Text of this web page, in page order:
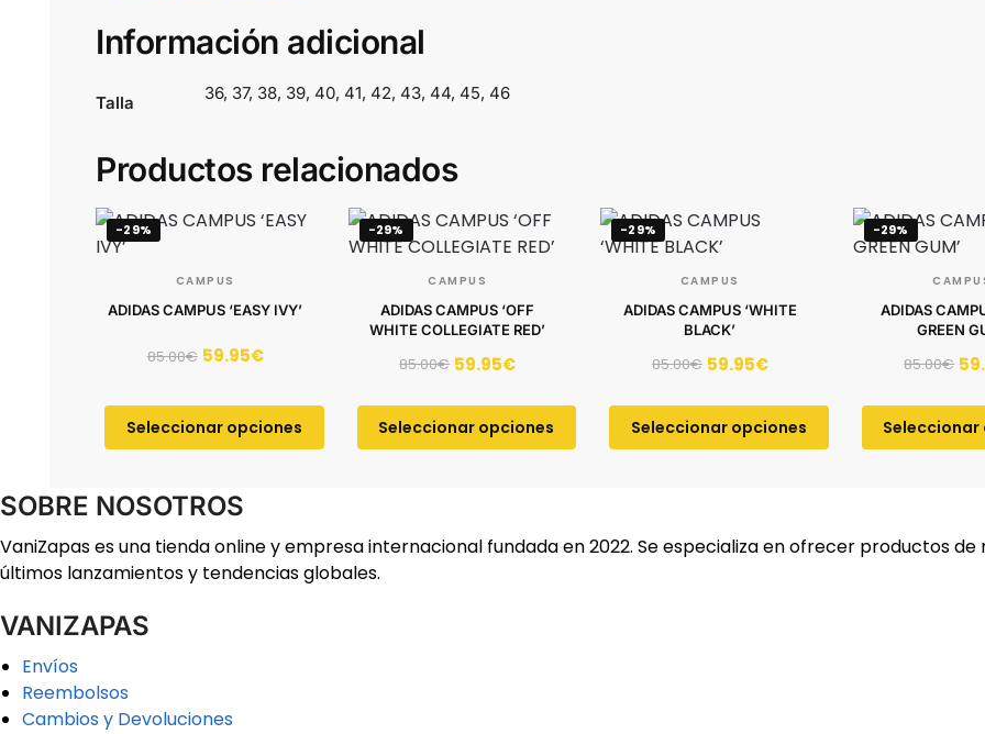
Información adicional
Talla 36, 37, 38, 39, 40, 41, 42, 43, 44, 45, 46
Productos relacionados
-29%
CAMPUS
ADIDAS CAMPUS ‘EASY IVY’
85.00€ 59.95€
Seleccionar opciones
-29%
CAMPUS
ADIDAS CAMPUS ‘OFF
WHITE COLLEGIATE RED’
85.00€ 59.95€
Seleccionar opciones
-29%
CAMPUS
ADIDAS CAMPUS ‘WHITE
BLACK’
85.00€ 59.95€
Seleccionar opciones
-29%
ADIDAS
GREEN
85.00€
Seleccionar
SOBRE NOSOTROS
VaniZapas es una tienda online y empresa internacional fundada en 2022. Se especializa en ofrecer productos
últimos lanzamientos y tendencias globales.
VANIZAPAS
Envíos
Reembolsos
Cambios y Devoluciones